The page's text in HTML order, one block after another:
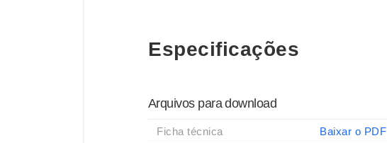
Especificações
Arquivos para download
Ficha técnica Baixar o PDF